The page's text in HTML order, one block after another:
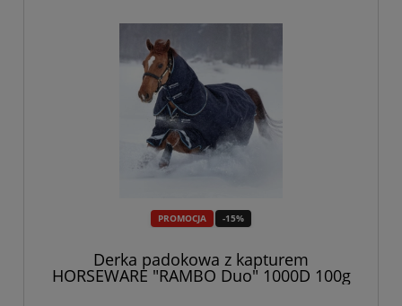
PROMOCJA -15%
Derka padokowa z kapturem
HORSEWARE "RAMBO Duo" 1000D 100g